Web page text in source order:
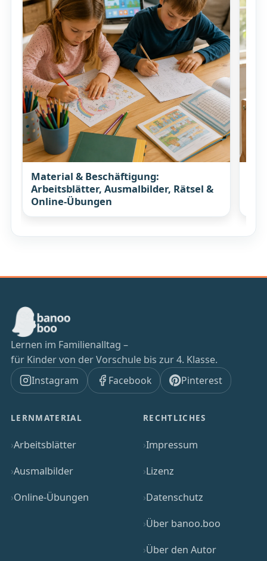
Material & Beschäftigung:
Arbeitsblätter, Ausmalbilder, Rätsel &
Online-Übungen
Lernen im Familienalltag –
für Kinder von der Vorschule bis zur 4. Klasse.
Instagram
Facebook Pinterest
LERNMATERIAL
Arbeitsblätter
Ausmalbilder
Online-Übungen
RECHTLICHES
Impressum
Lizenz
Datenschutz
Über banoo.boo
Über den Autor